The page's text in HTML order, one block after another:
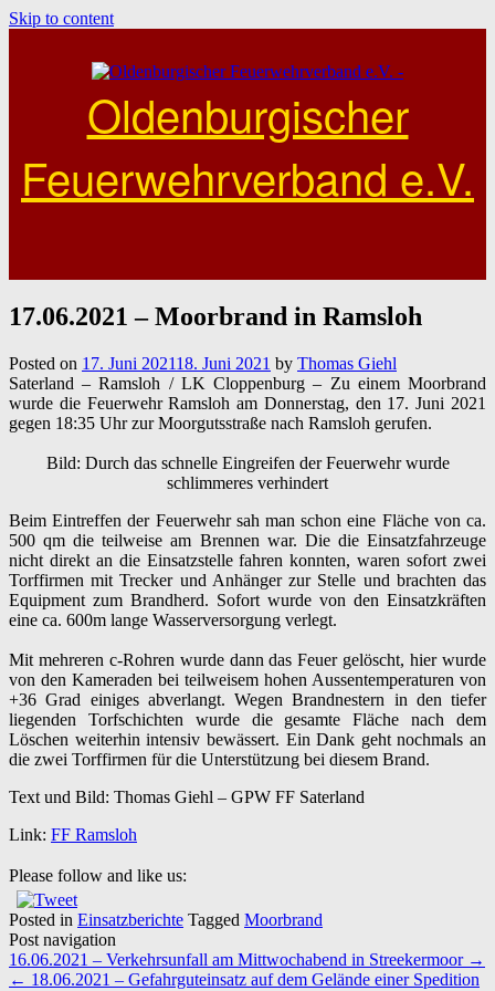
Skip to content
Oldenburgischer
Feuerwehrverband e.V.
17.06.2021 – Moorbrand in Ramsloh
Posted on 17. Juni 202118. Juni 2021 by Thomas Giehl
Saterland – Ramsloh / LK Cloppenburg – Zu einem Moorbrand
wurde die Feuerwehr Ramsloh am Donnerstag, den 17. Juni 2021
gegen 18:35 Uhr zur Moorgutsstraße nach Ramsloh gerufen.
Bild: Durch das schnelle Eingreifen der Feuerwehr wurde
schlimmeres verhindert
Beim Eintreffen der Feuerwehr sah man schon eine Fläche von ca.
500 qm die teilweise am Brennen war. Die die Einsatzfahrzeuge
nicht direkt an die Einsatzstelle fahren konnten, waren sofort zwei
Torffirmen mit Trecker und Anhänger zur Stelle und brachten das
Equipment zum Brandherd. Sofort wurde von den Einsatzkräften
eine ca. 600m lange Wasserversorgung verlegt.
Mit mehreren c-Rohren wurde dann das Feuer gelöscht, hier wurde
von den Kameraden bei teilweisem hohen Aussentemperaturen von
+36 Grad einiges abverlangt. Wegen Brandnestern in den tiefer
liegenden Torfschichten wurde die gesamte Fläche nach dem
Löschen weiterhin intensiv bewässert. Ein Dank geht nochmals an
die zwei Torffirmen für die Unterstützung bei diesem Brand.
Text und Bild: Thomas Giehl – GPW FF Saterland
Link: FF Ramsloh
Please follow and like us:
Posted in Einsatzberichte Tagged Moorbrand
Post navigation
16.06.2021 – Verkehrsunfall am Mittwochabend in Streekermoor →
← 18.06.2021 – Gefahrguteinsatz auf dem Gelände einer Spedition